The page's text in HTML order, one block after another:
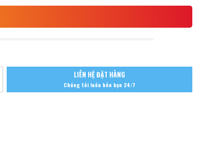
LIÊN HỆ ĐẶT HÀNG
Chúng tôi luôn bên bạn 24/7